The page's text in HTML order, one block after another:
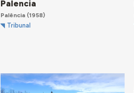
Palencia
Palência (1958)
Tribunal